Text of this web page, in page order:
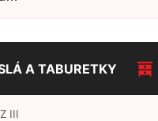
A TABURETKY
III